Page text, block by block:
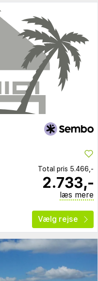
Total pris 5.466,-
2.733,-
læs mere
Vælg rejse